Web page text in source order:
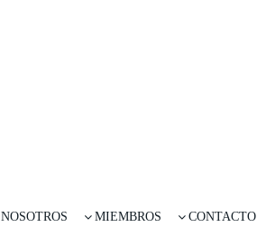
NOSOTROS MIEMBROS CONTACTO